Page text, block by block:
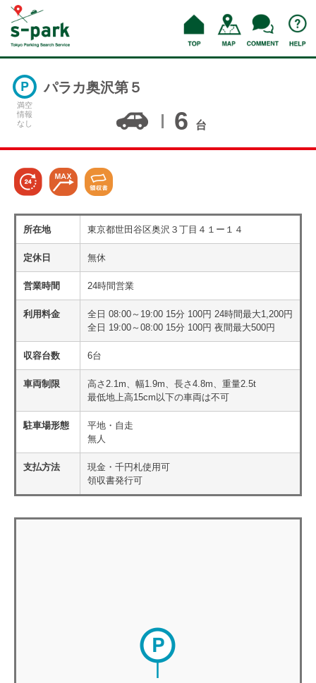
満空
情報
なし
パラカ奥沢第５
6 台
所在地 東京都世田谷区奥沢３丁目４１ー１４
定休日 無休
営業時間 24時間営業
利用料金
全日 08:00～19:00 15分 100円 24時間最大1,200円
全日 19:00～08:00 15分 100円 夜間最大500円
収容台数 6台
車両制限
高さ2.1m、幅1.9m、長さ4.8m、重量2.5t
最低地上高15cm以下の車両は不可
駐車場形態
平地・自走
無人
支払方法
現金・千円札使用可
領収書発行可